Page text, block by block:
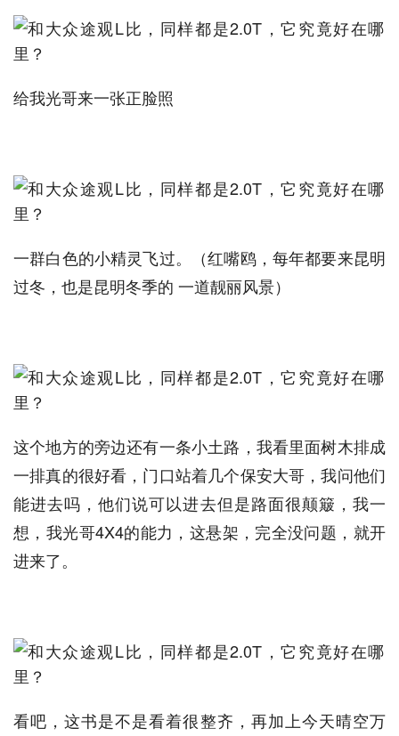
给我光哥来一张正脸照
一群白色的小精灵飞过。（红嘴鸥，每年都要来昆明
过冬，也是昆明冬季的 一道靓丽风景）
这个地方的旁边还有一条小土路，我看里面树木排成
一排真的很好看，门口站着几个保安大哥，我问他们
能进去吗，他们说可以进去但是路面很颠簸，我一
想，我光哥4X4的能力，这悬架，完全没问题，就开
进来了。
看吧，这书是不是看着很整齐，再加上今天晴空万